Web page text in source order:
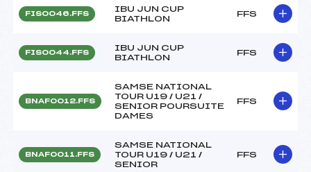
FIS0046.FFS
IBU JUN CUP
BIATHLON
FFS
FIS0044.FFS
IBU JUN CUP
BIATHLON
FFS
BNAF0012.FFS
SAMSE NATIONAL
TOUR U19 / U21 /
SENIOR POURSUITE
DAMES
FFS
BNAF0011.FFS
SAMSE NATIONAL
TOUR U19 / U21 /
SENIOR
FFS